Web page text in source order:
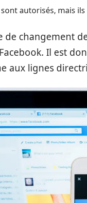
autorisés, mais
de changement
Il est
aux lignes